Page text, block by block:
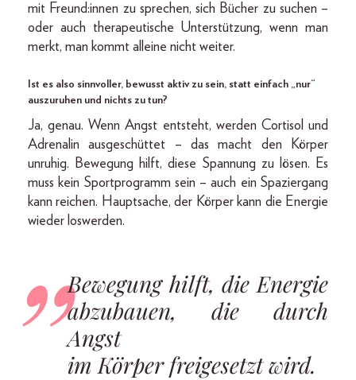
mit Freund:innen zu sprechen, sich Bücher zu suchen –
oder auch therapeutische Unterstützung, wenn man
merkt, man kommt alleine nicht weiter.
Ist es also sinnvoller, bewusst aktiv zu sein, statt einfach „nur“
auszuruhen und nichts zu tun?
Ja, genau. Wenn Angst entsteht, werden Cortisol und
Adrenalin ausgeschüttet – das macht den Körper
unruhig. Bewegung hilft, diese Spannung zu lösen. Es
muss kein Sportprogramm sein – auch ein Spaziergang
kann reichen. Hauptsache, der Körper kann die Energie
wieder loswerden.
Bewegung hilft, die Energie
abzubauen, die durch
Angst
im Körper freigesetzt wird.